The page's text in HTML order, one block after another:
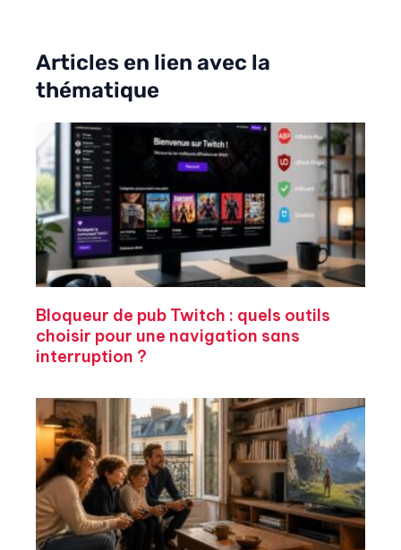
Articles en lien avec la
thématique
Bloqueur de pub Twitch : quels outils
choisir pour une navigation sans
interruption ?